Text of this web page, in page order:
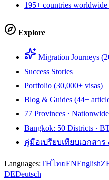
195+ countries
Explore
Migration Journeys
Success Stories
Portfolio (30,000+ visas)
Blog & Guides (44+
77 Provinces · Nationwide
Bangkok: 50 Districts ·
คู่มือเปรียบเทียบเอกสาร
Languages:THไทยENEnglish
DEDeutsch